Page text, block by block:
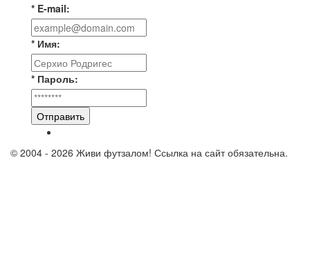
* E-mail:
* Имя:
* Пароль:
Отправить
© 2004 - 2026 Живи футзалом! Ссылка на сайт обязательна.